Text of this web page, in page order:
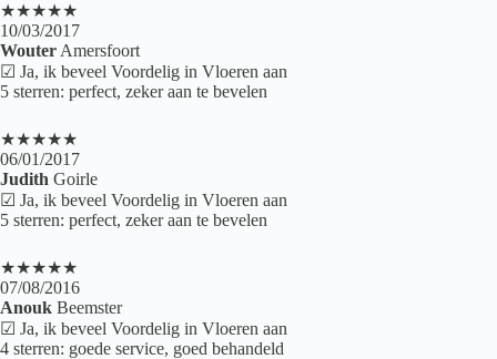
★★★★★
10/03/2017
Wouter Amersfoort
☑ Ja, ik beveel Voordelig in Vloeren aan
5 sterren: perfect, zeker aan te bevelen
★★★★★
06/01/2017
Judith Goirle
☑ Ja, ik beveel Voordelig in Vloeren aan
5 sterren: perfect, zeker aan te bevelen
★★★★★
07/08/2016
Anouk Beemster
☑ Ja, ik beveel Voordelig in Vloeren aan
4 sterren: goede service, goed behandeld